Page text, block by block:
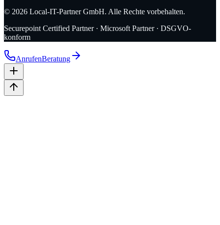
© 2026 Local-IT-Partner GmbH. Alle Rechte vorbehalten.
Securepoint Certified Partner · Microsoft Partner · DSGVO-
konform
AnrufenBeratung